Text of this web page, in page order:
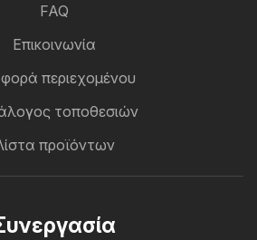
FAQ
Επικοινωνία
περιεχομένου
τοποθεσιών
προϊόντων